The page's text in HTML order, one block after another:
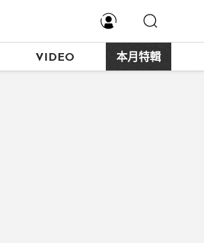
VIDEO 本月特輯